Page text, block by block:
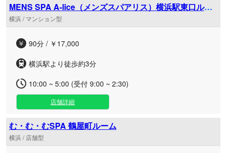
MENS SPA A-lice（メンズスパアリス）横浜駅東口ルー
ム
横浜 / マンション型
90分 / ￥17,000
横浜駅より徒歩約3分
10:00 ~ 5:00 (受付 9:00 ~ 2:30)
店舗詳細
む・む・むSPA 鶴屋町ルーム
横浜 / 店舗型